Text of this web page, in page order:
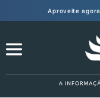
Aproveite agora